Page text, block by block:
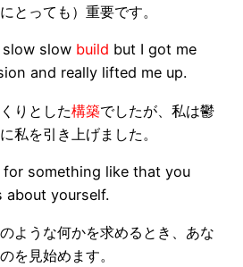
とっても）重要です。
slow build but I got me
and really lifted me up.
りとした構築でしたが、私は鬱
私を引き上げました。
something like that you
yourself.
ような何かを求めるとき、あな
を見始めます。